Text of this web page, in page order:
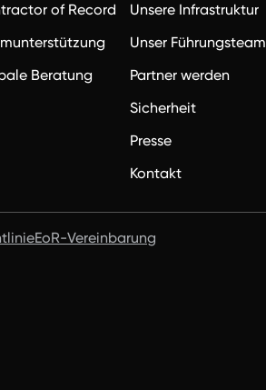
of Record
Beratung
Unsere Infrastruktur
Unser Führungsteam
Partner werden
Sicherheit
Presse
Kontakt
EoR-Vereinbarung